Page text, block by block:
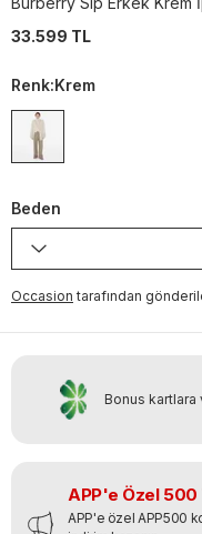
33.599 TL
Renk:Krem
Beden
Occasion tarafından
Bonus kartlara
APP'e Özel 500
APP'e özel APP500